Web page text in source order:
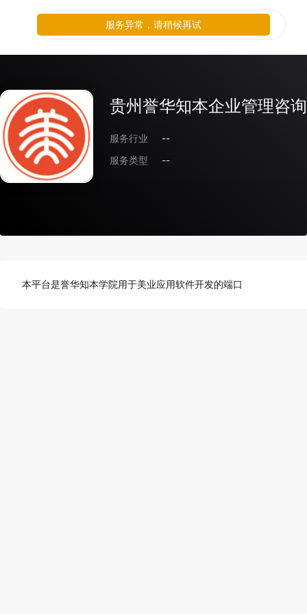
贵州誉华知本企业管理咨
服务行业
--
服务类型
--
本平台是誉华知本学院用于美业应用软件开发的端口
服务异常，请稍候再试